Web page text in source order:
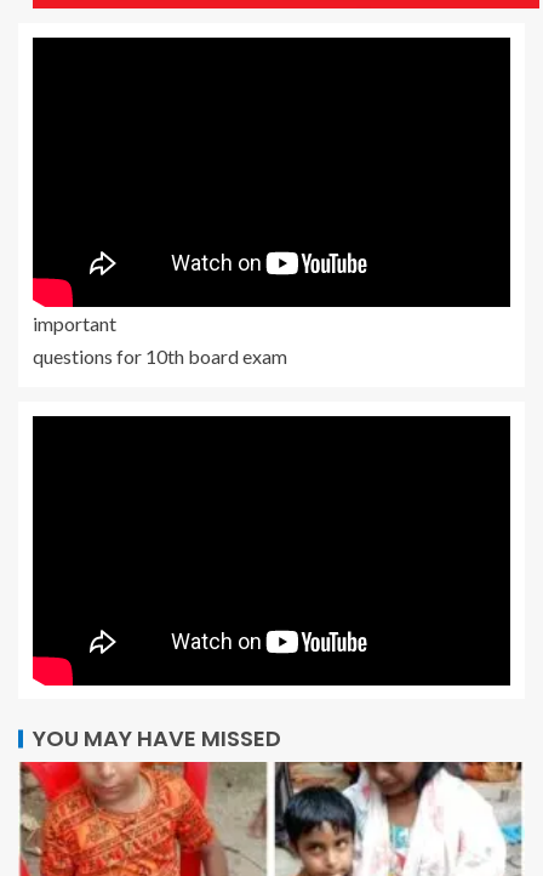
important
questions for 10th board exam
YOU MAY HAVE MISSED